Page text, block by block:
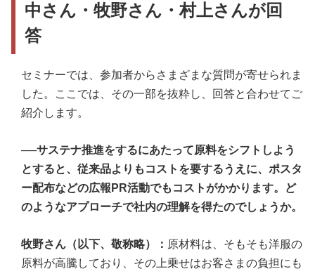
中さん・牧野さん・村上さんが回
答
セミナーでは、参加者からさまざまな質問が寄せられま
した。ここでは、その一部を抜粋し、回答と合わせてご
紹介します。
──サステナ推進をするにあたって原料をシフトしよう
とすると、従来品よりもコストを要するうえに、ポスタ
ー配布などの広報PR活動でもコストがかかります。ど
のようなアプローチで社内の理解を得たのでしょうか。
牧野さん（以下、敬称略）： 原材料は、そもそも洋服の
原料が高騰しており、その上乗せはお客さまの負担にも